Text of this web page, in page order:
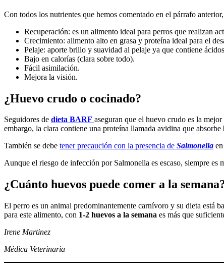
Con todos los nutrientes que hemos comentado en el párrafo anterior,
Recuperación: es un alimento ideal para perros que realizan
Crecimiento: alimento alto en grasa y proteína ideal para el
Pelaje: aporte brillo y suavidad al pelaje ya que contiene
Bajo en calorías (clara sobre todo).
Fácil asimilación.
Mejora la visión.
¿Huevo crudo o cocinado?
Seguidores de dieta BARF aseguran que el huevo crudo es la
embargo, la clara contiene una proteína llamada avidina que
También se debe tener precaución con la presencia de Salmonella
Aunque el riesgo de infección por Salmonella es escaso, siempre
¿Cuánto huevos puede comer a la
El perro es un animal predominantemente carnívoro y su dieta está
para este alimento, con 1-2 huevos a la semana es más que
Irene Martinez
Médica Veterinaria